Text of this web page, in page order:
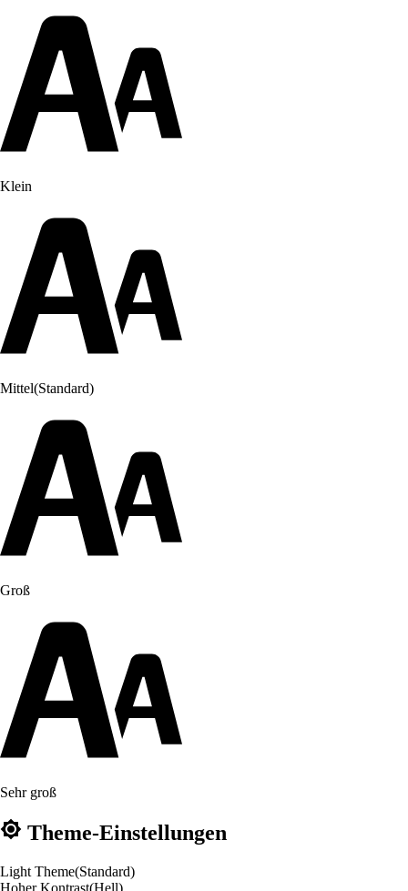
Klein
Mittel(Standard)
Groß
Sehr groß
Theme-Einstellungen
Light Theme(Standard)